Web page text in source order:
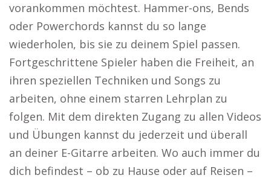
vorankommen möchtest. Hammer-ons, Bends
oder Powerchords kannst du so lange
wiederholen, bis sie zu deinem Spiel passen.
Fortgeschrittene Spieler haben die Freiheit, an
ihren speziellen Techniken und Songs zu
arbeiten, ohne einem starren Lehrplan zu
folgen. Mit dem direkten Zugang zu allen Videos
und Übungen kannst du jederzeit und überall
an deiner E-Gitarre arbeiten. Wo auch immer du
dich befindest – ob zu Hause oder auf Reisen –